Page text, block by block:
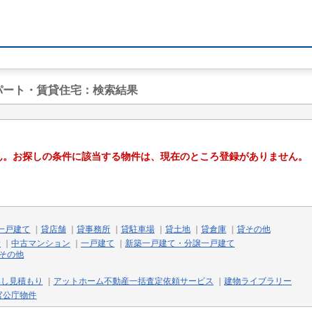
ト・賃貸住宅 ：検索結果
お探しの条件に該当する物件は、現在のところ登録がありません。
戸建て 貸店舗 貸事務所 貸駐車場 貸土地 貸倉庫
貸その他
中古マンション 一戸建て
新築一戸建て・分譲一戸建て
の他
見積もり アットホーム不動産一括査定依頼サービス
建物ライブラリー
公庁物件